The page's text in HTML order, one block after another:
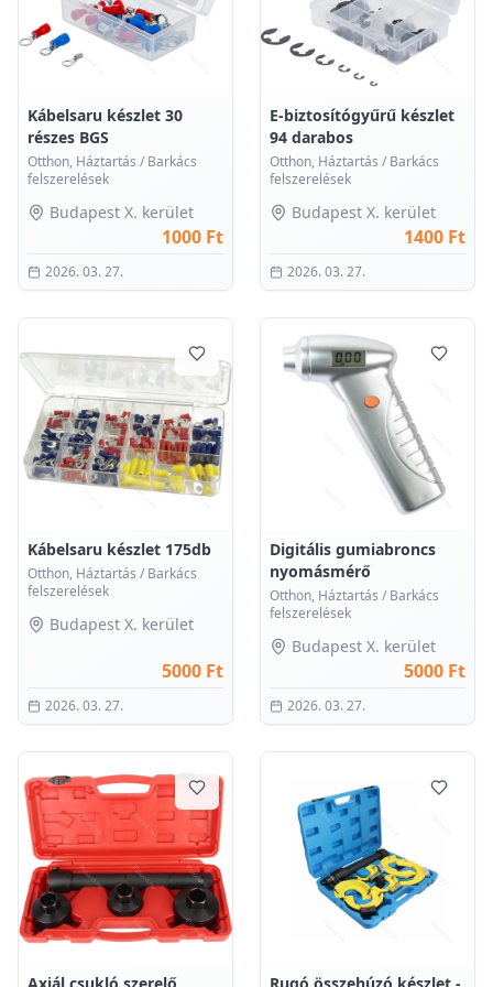
Kábelsaru készlet 30
részes BGS
Otthon, Háztartás / Barkács
felszerelések
Budapest X. kerület
1000 Ft
2026. 03. 27.
E-biztosítógyűrű készlet
94 darabos
Otthon, Háztartás / Barkács
felszerelések
Budapest X. kerület
1400 Ft
2026. 03. 27.
Kábelsaru készlet 175db
Otthon, Háztartás / Barkács
felszerelések
Budapest X. kerület
5000 Ft
2026. 03. 27.
Digitális gumiabroncs
nyomásmérő
Otthon, Háztartás / Barkács
felszerelések
Budapest X. kerület
5000 Ft
2026. 03. 27.